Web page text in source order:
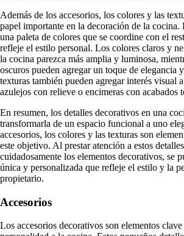
Además de los accesorios, los colores y las
papel importante en la decoración de la cocina.
una paleta de colores que se coordine con el
refleje el estilo personal. Los colores claros y
la cocina parezca más amplia y luminosa,
oscuros pueden agregar un toque de elegancia
texturas también pueden agregar interés visual
azulejos con relieve o encimeras con acabados
En resumen, los detalles decorativos en una
transformarla de un espacio funcional a uno
accesorios, los colores y las texturas son
este objetivo. Al prestar atención a estos
cuidadosamente los elementos decorativos, se
única y personalizada que refleje el estilo y la
propietario.
Accesorios
Los accesorios decorativos son elementos